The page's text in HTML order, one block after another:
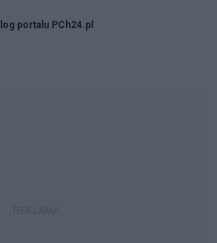
portalu PCh24.pl